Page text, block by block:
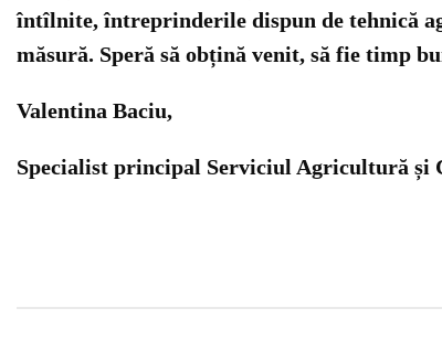
întîlnite, întreprinderile dispun de tehnică
măsură. Speră să obțină venit, să fie timp
Valentina Baciu,
Specialist principal Serviciul Agricultură și